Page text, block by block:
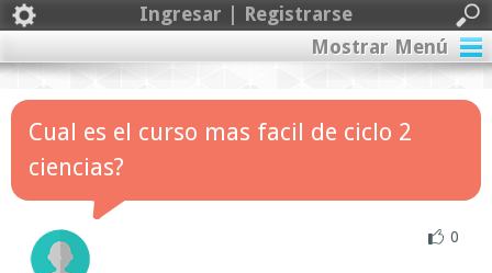
Ingresar | Registrarse
Mostrar Menú
Cual es el curso mas facil de ciclo 2
ciencias?
0